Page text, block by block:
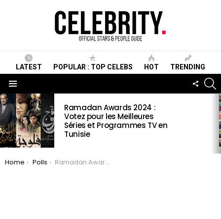
LATEST POPULAR : TOP CELEBS HOT TRENDING
LATEST
STORIES
Ramadan Awards 2024 :
Votez pour les Meilleures
Séries et Programmes TV en
Tunisie
You are here:
Home Polls Ramadan Awards 2019 Acteurs hommes